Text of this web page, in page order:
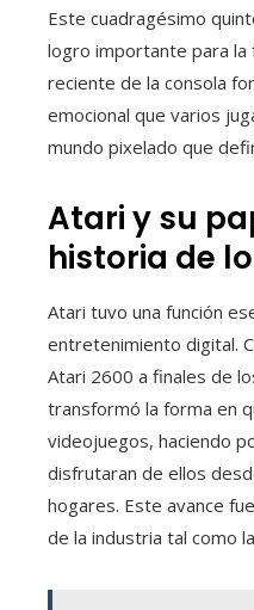
Este cuadragésimo
logro importante para la
reciente de la consola
emocional que varios
mundo pixelado que
Atari y su
historia de
Atari tuvo una función
entretenimiento digital.
Atari 2600 a finales de
transformó la forma en
videojuegos, haciendo
disfrutaran de ellos
hogares. Este avance
de la industria tal como